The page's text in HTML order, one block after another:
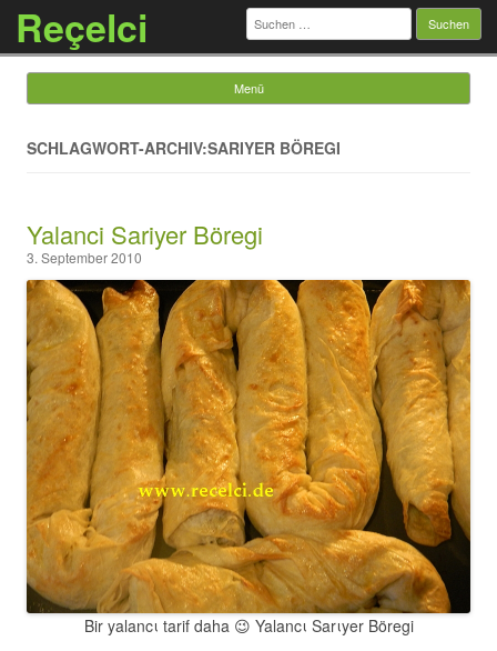
Reçelci Suchen
nach:
Menü
SCHLAGWORT-ARCHIV:SARΙYER BÖREGI
Yalanci Sariyer Böregi
3. September 2010
Bir yalancι tarif daha 😉 Yalancι Sarιyer Böregi